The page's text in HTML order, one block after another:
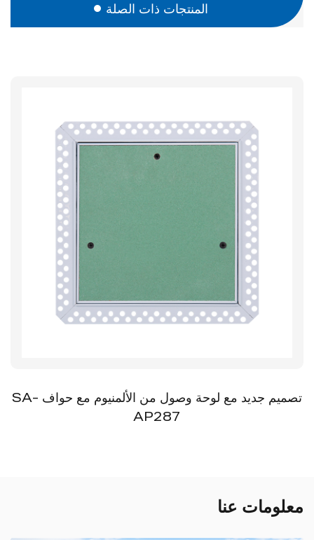
المنتجات ذات الصلة
تصميم جديد مع لوحة وصول من الألمنيوم مع حواف SA-
AP287
معلومات عنا